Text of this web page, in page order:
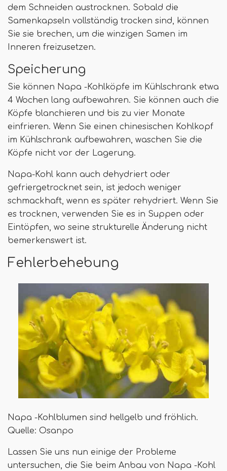
dem Schneiden austrocknen. Sobald die
Samenkapseln vollständig trocken sind, können
Sie sie brechen, um die winzigen Samen im
Inneren freizusetzen.
Speicherung
Sie können Napa -Kohlköpfe im Kühlschrank etwa
4 Wochen lang aufbewahren. Sie können auch die
Köpfe blanchieren und bis zu vier Monate
einfrieren. Wenn Sie einen chinesischen Kohlkopf
im Kühlschrank aufbewahren, waschen Sie die
Köpfe nicht vor der Lagerung.
Napa-Kohl kann auch dehydriert oder
gefriergetrocknet sein, ist jedoch weniger
schmackhaft, wenn es später rehydriert. Wenn Sie
es trocknen, verwenden Sie es in Suppen oder
Eintöpfen, wo seine strukturelle Änderung nicht
bemerkenswert ist.
Fehlerbehebung
Napa -Kohlblumen sind hellgelb und fröhlich.
Quelle: Osanpo
Lassen Sie uns nun einige der Probleme
untersuchen, die Sie beim Anbau von Napa -Kohl